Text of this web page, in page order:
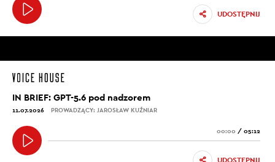
UDOSTĘPNIJ
IN BRIEF: GPT-5.6 pod nadzorem
11.07.2026 PROWADZĄCY: JAROSŁAW KUŹNIAR
00:00 / 05:12